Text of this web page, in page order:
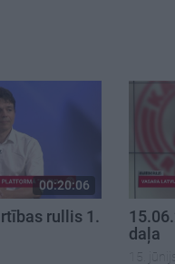
00:20:06
rullis 1.
daļa
15. jūnijs